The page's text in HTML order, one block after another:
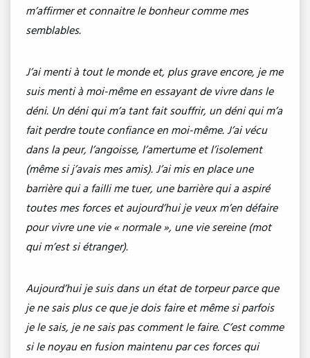
m’affirmer et connaitre le bonheur comme mes
semblables.
J’ai menti à tout le monde et, plus grave encore, je me
suis menti à moi-même en essayant de vivre dans le
déni. Un déni qui m’a tant fait souffrir, un déni qui m’a
fait perdre toute confiance en moi-même. J’ai vécu
dans la peur, l’angoisse, l’amertume et l’isolement
(même si j’avais mes amis). J’ai mis en place une
barrière qui a failli me tuer, une barrière qui a aspiré
toutes mes forces et aujourd’hui je veux m’en défaire
pour vivre une vie « normale », une vie sereine (mot
qui m’est si étranger).
Aujourd’hui je suis dans un état de torpeur parce que
je ne sais plus ce que je dois faire et même si parfois
je le sais, je ne sais pas comment le faire. C’est comme
si le noyau en fusion maintenu par ces forces qui